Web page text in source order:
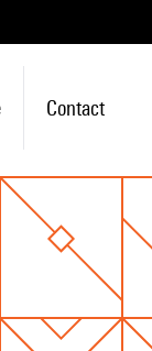
Contact